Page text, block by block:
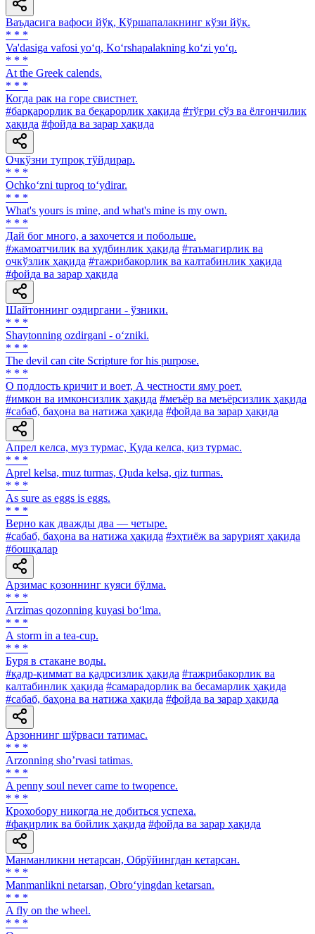
Ваъдасига вафоси йўқ, Кўршапалакнинг кўзи йўқ.
* * *
Va'dasiga vafosi yo‘q, Ko‘rshapalakning ko‘zi yo‘q.
* * *
At the Greek calends.
* * *
Когда рак на горе свистнет.
#барқарорлик ва беқарорлик ҳақида #тўғри сўз ва ёлғончилик
ҳақида #фойда ва зарар ҳақида
Очкўзни тупроқ тўйдирар.
* * *
Ochko‘zni tuproq to‘ydirar.
* * *
What's yours is mine, and what's mine is my own.
* * *
Дай бог много, а захочется и побольше.
#жамоатчилик ва худбинлик ҳақида #таъмагирлик ва
очкўзлик ҳақида #тажрибакорлик ва калтабинлик ҳақида
#фойда ва зарар ҳақида
Шайтоннинг оздиргани - ўзники.
* * *
Shaytonning ozdirgani - o‘zniki.
* * *
The devil can cite Scripture for his purpose.
* * *
О подлость кричит и воет, А честности яму роет.
#имкон ва имконсизлик ҳақида #меъёр ва меъёрсизлик ҳақида
#сабаб, баҳона ва натижа ҳақида #фойда ва зарар ҳақида
Апрел келса, муз турмас, Қуда келса, қиз турмас.
* * *
Aprel kelsa, muz turmas, Quda kelsa, qiz turmas.
* * *
As sure as eggs is eggs.
* * *
Верно как дважды два — четыре.
#сабаб, баҳона ва натижа ҳақида #эҳтиёж ва зарурият ҳақида
#бошқалар
Арзимас қозоннинг куяси бўлма.
* * *
Arzimas qozonning kuyasi bo‘lma.
* * *
А storm in a tea-cup.
* * *
Буря в стакане воды.
#қадр-қиммат ва қадрсизлик ҳақида #тажрибакорлик ва
калтабинлик ҳақида #самарадорлик ва бесамарлик ҳақида
#сабаб, баҳона ва натижа ҳақида #фойда ва зарар ҳақида
Арзоннинг шўрваси татимас.
* * *
Аrzonning shoʼrvasi tatimas.
* * *
A penny soul never came to twopence.
* * *
Крохобору никогда не добиться успеха.
#фақирлик ва бойлик ҳақида #фойда ва зарар ҳақида
Манманликни нетарсан, Обрўйингдан кетарсан.
* * *
Manmanlikni netarsan, Obro‘yingdan ketarsan.
* * *
A fly on the wheel.
* * *